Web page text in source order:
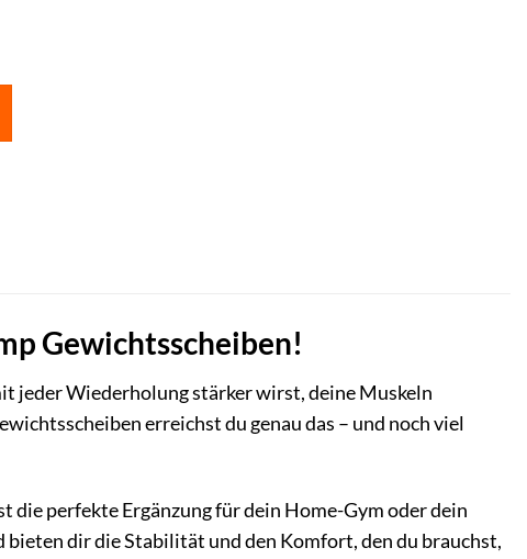
Gewichtsscheiben!
jeder Wiederholung stärker wirst, deine Muskeln
erreichst du genau das – und noch viel
die perfekte Ergänzung für dein Home-Gym oder dein
dir die Stabilität und den Komfort, den du brauchst,